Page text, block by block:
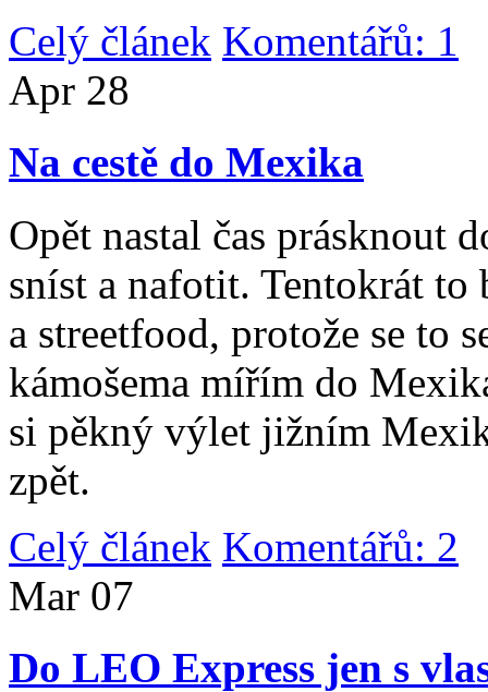
Celý článek Komentářů: 1
Apr 28
Na cestě do Mexika
Opět nastal čas prásknout
sníst a nafotit. Tentokrát
a streetfood, protože se to
kámošema mířím do
si pěkný výlet jižním
zpět.
Celý článek Komentářů: 2
Mar 07
Do LEO Express jen s